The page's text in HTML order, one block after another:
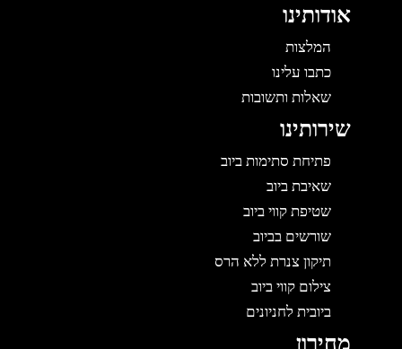
אודותינו
המלצות
כתבו עלינו
שאלות ותשובות
שירותינו
פתיחת סתימות ביוב
שאיבת ביוב
שטיפת קווי ביוב
שורשים בביוב
תיקון צנרת ללא הרס
צילום קווי ביוב
ביובית לחניונים
מחירון